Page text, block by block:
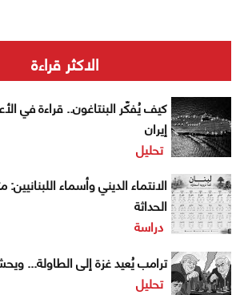
الاكثر قراءة
كيف يُفكّر البنتاغون.. قراءة في
إيران
تحليل
الانتماء الديني وأسماء
الحداثة
دراسة
ترامب يُعيد غزة إلى الطاولة...
تحليل